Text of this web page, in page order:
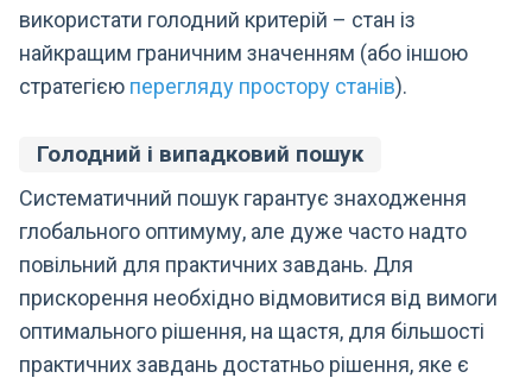
використати голодний критерій – стан із
найкращим граничним значенням (або іншою
стратегією перегляду простору станів).
Голодний і випадковий пошук
Систематичний пошук гарантує знаходження
глобального оптимуму, але дуже часто надто
повільний для практичних завдань. Для
прискорення необхідно відмовитися від вимоги
оптимального рішення, на щастя, для більшості
практичних завдань достатньо рішення, яке є